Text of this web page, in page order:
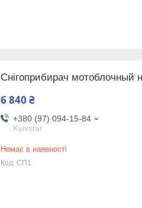
Снігоприбирач мотоблочный
6 840 ₴
+380 (97) 094-15-84
Kyivstar
Немає в наявності
СП1